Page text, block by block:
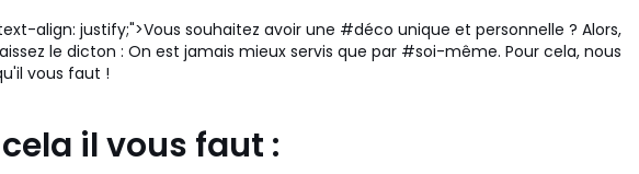
align: justify;">Vous souhaitez avoir une #déco unique et personnelle ? Alors,
le dicton : On est jamais mieux servis que par #soi-même. Pour cela, nous
vous faut !
il vous faut :